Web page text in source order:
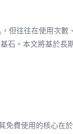
但往往在使用次
石。本文將基於
費使用的核心